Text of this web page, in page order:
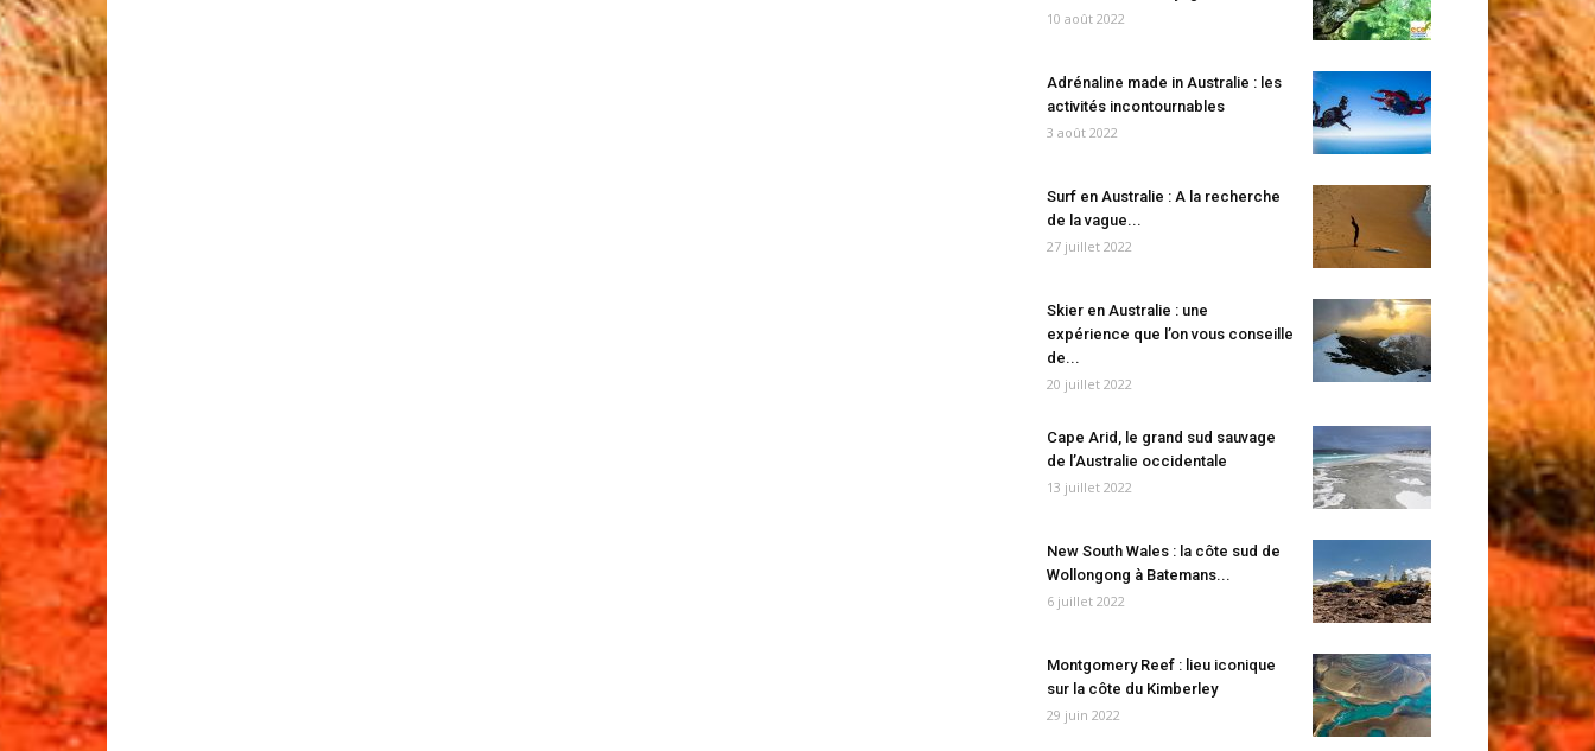
10 août 2022
Adrénaline made in Australie : les
activités incontournables
3 août 2022
Surf en Australie : A la recherche
de la vague...
27 juillet 2022
Skier en Australie : une
expérience que l’on vous conseille
de...
20 juillet 2022
Cape Arid, le grand sud sauvage
de l’Australie occidentale
13 juillet 2022
New South Wales : la côte sud de
Wollongong à Batemans...
6 juillet 2022
Montgomery Reef : lieu iconique
sur la côte du Kimberley
29 juin 2022